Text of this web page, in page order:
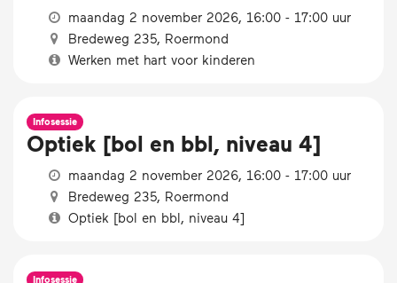
maandag 2 november 2026, 16:00 - 17:00 uur
Bredeweg 235, Roermond
Werken met hart voor kinderen
Infosessie
Optiek [bol en bbl, niveau 4]
maandag 2 november 2026, 16:00 - 17:00 uur
Bredeweg 235, Roermond
Optiek [bol en bbl, niveau 4]
Infosessie